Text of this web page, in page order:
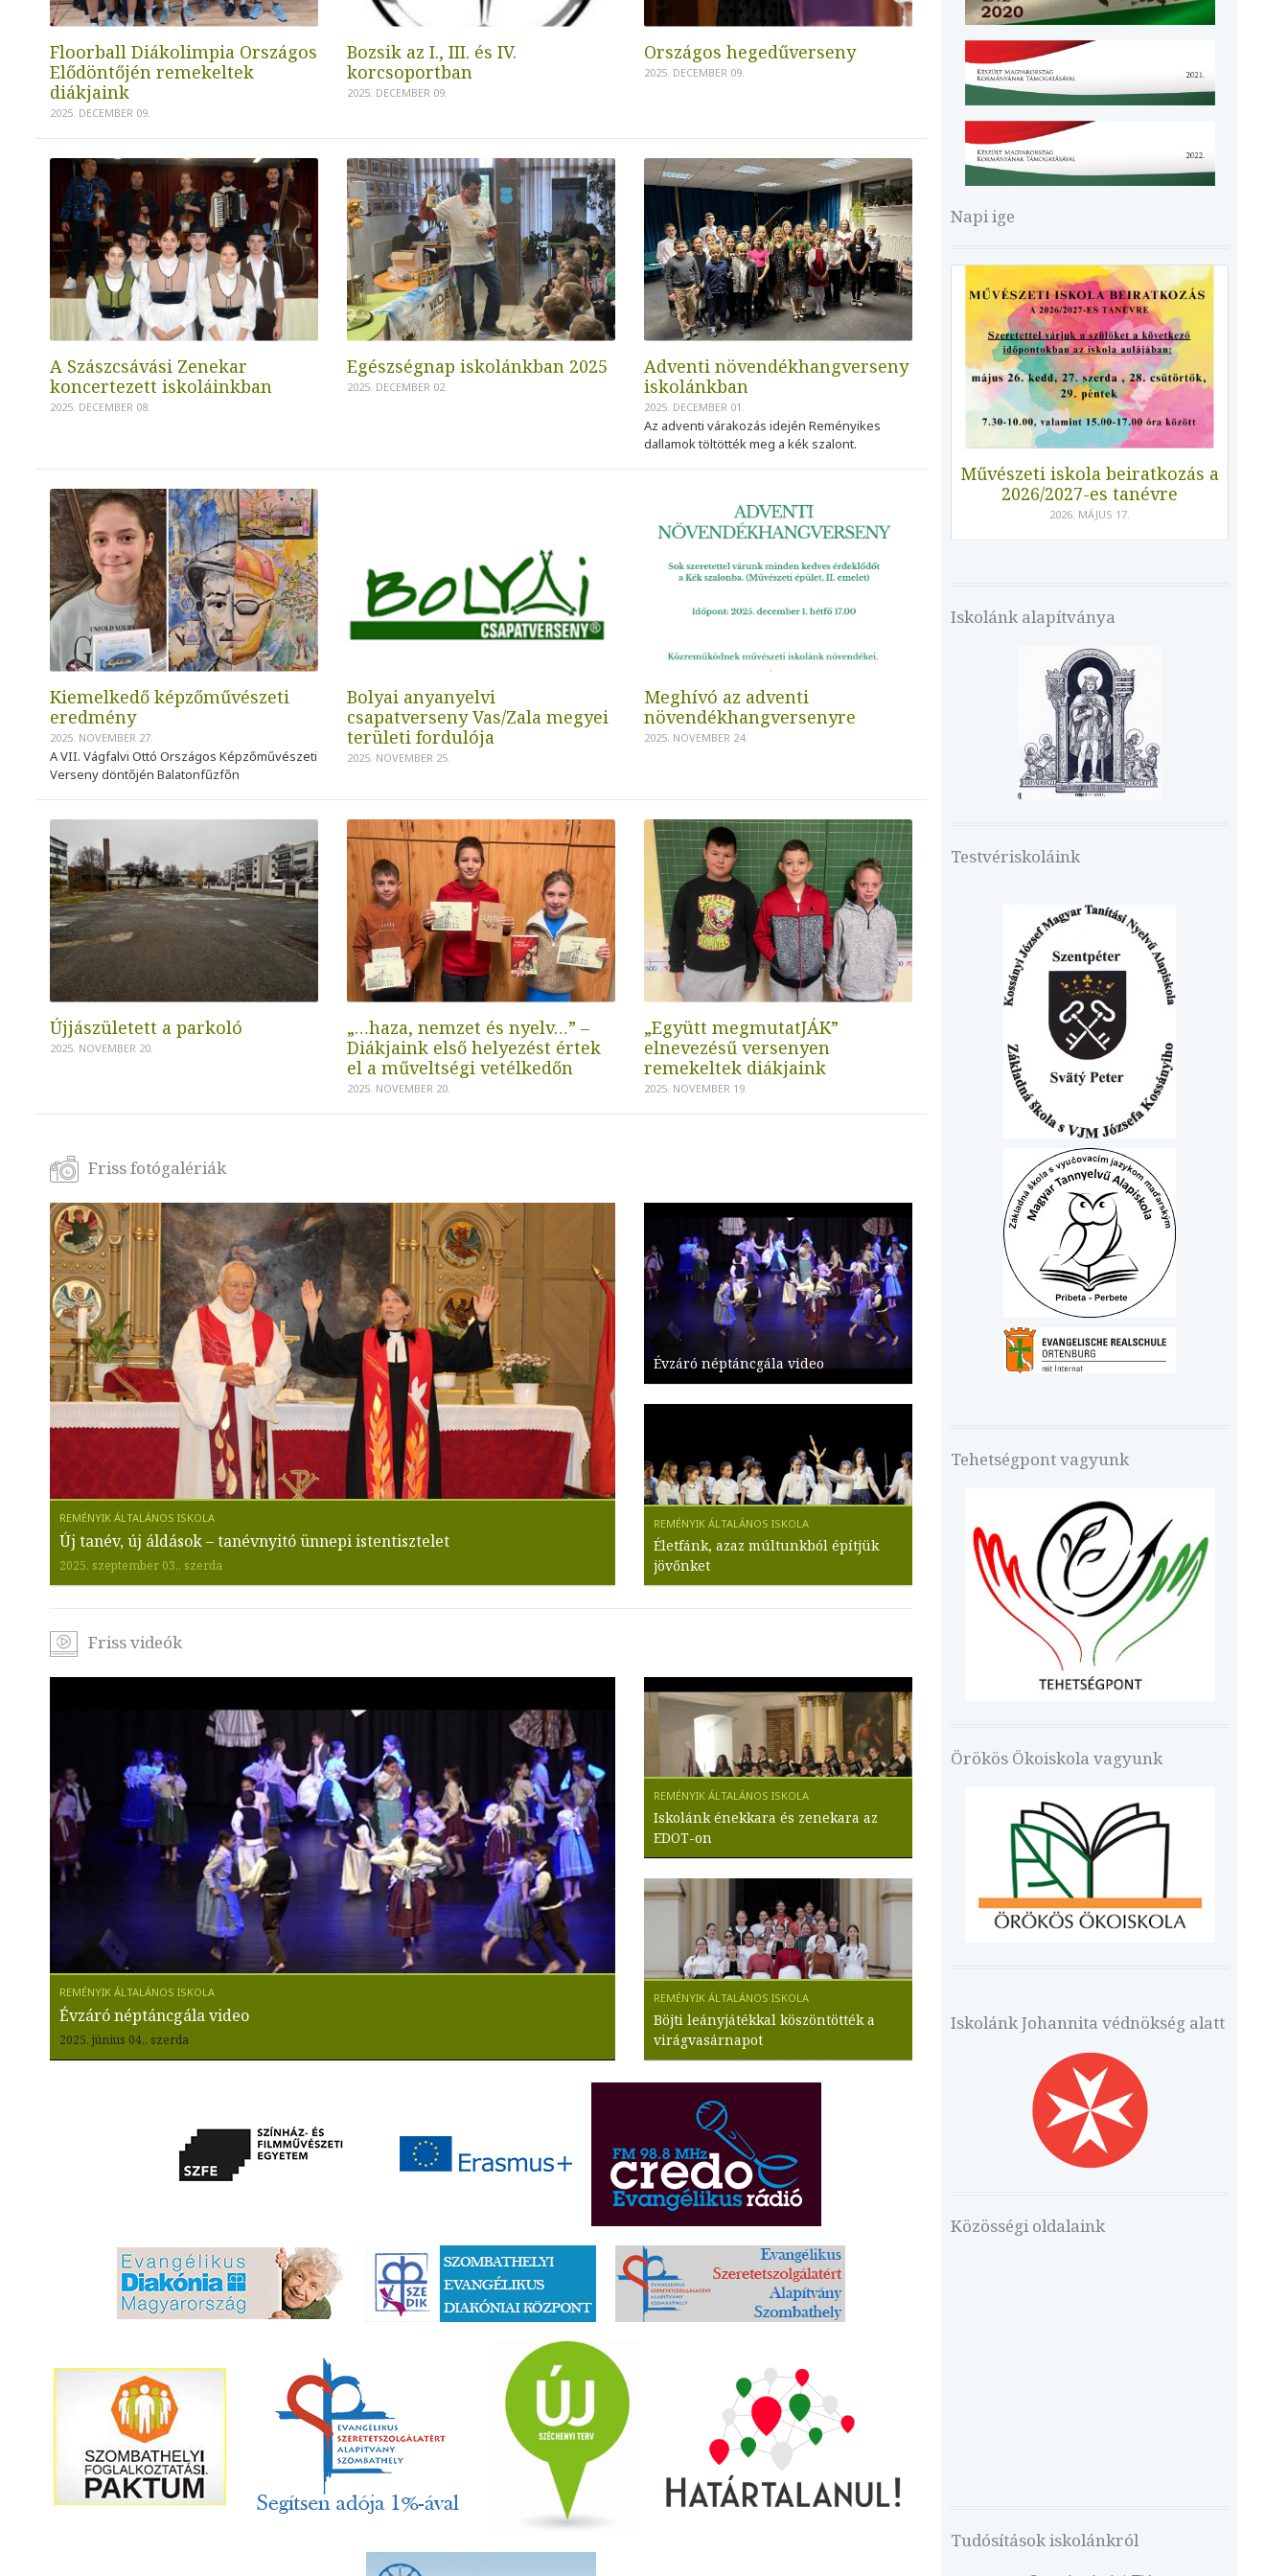
Floorball Diákolimpia Országos
Elődöntőjén remekeltek
diákjaink
2025. DECEMBER 09.
Bozsik az I., III. és IV.
korcsoportban
2025. DECEMBER 09.
Országos hegedűverseny
2025. DECEMBER 09.
A Szászcsávási Zenekar
koncertezett iskoláinkban
2025. DECEMBER 08.
Egészségnap iskolánkban 2025
2025. DECEMBER 02.
Adventi növendékhangverseny
iskolánkban
2025. DECEMBER 01.
Az adventi várakozás idején Reményikes
dallamok töltötték meg a kék szalont.
Kiemelkedő képzőművészeti
eredmény
2025. NOVEMBER 27.
A VII. Vágfalvi Ottó Országos Képzőművészeti
Verseny döntőjén Balatonfűzfőn
Bolyai anyanyelvi
csapatverseny Vas/Zala megyei
területi fordulója
2025. NOVEMBER 25.
Meghívó az adventi
növendékhangversenyre
2025. NOVEMBER 24.
Újjászületett a parkoló
2025. NOVEMBER 20.
„…haza, nemzet és nyelv…” –
Diákjaink első helyezést értek
el a műveltségi vetélkedőn
2025. NOVEMBER 20.
„Együtt megmutatJÁK”
elnevezésű versenyen
remekeltek diákjaink
2025. NOVEMBER 19.
Friss fotógalériák
Új tanév, új áldások – tanévnyitó ünnepi istentisztelet
2025. szeptember 03., szerda
Évzáró néptáncgála video
Életfánk, azaz múltunkból építjük
jövőnket
Friss videók
Évzáró néptáncgála video
2025. június 04., szerda
Iskolánk énekkara és zenekara az
EDOT-on
Böjti leányjátékkal köszöntötték a
virágvasárnapot
Napi ige
Művészeti iskola beiratkozás a
2026/2027-es tanévre
2026. MÁJUS 17.
Iskolánk alapítványa
Testvériskoláink
Tehetségpont vagyunk
Örökös Ökoiskola vagyunk
Iskolánk Johannita védnökség alatt
Közösségi oldalaink
Tudósítások iskolánkról